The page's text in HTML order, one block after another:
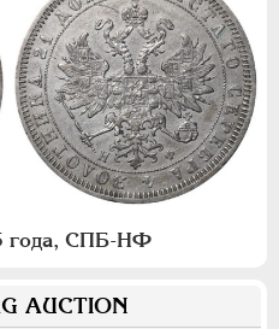
года, СПБ-НФ
AUCTION